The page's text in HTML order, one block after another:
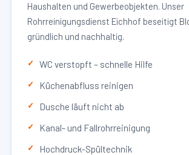
Haushalten und Gewerbeobjekten. Unser
Rohrreinigungsdienst Eichhof beseitigt
gründlich und nachhaltig.
WC verstopft – schnelle Hilfe
Küchenabfluss reinigen
Dusche läuft nicht ab
Kanal- und Fallrohrreinigung
Hochdruck-Spültechnik